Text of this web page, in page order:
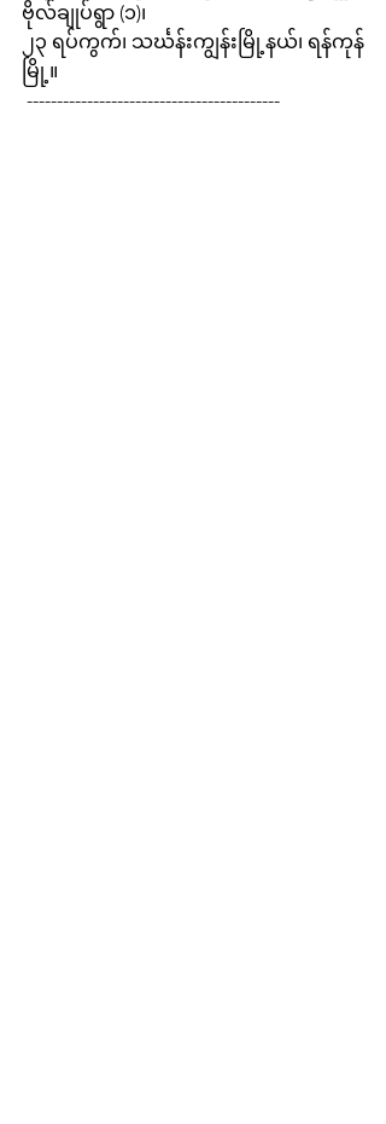
ဗိုလ်ချုပ်ရွာ (၁)၊
၂၃ ရပ်ကွက်၊ သင်္ဃန်းကျွန်းမြို့နယ်၊ ရန်ကုန်
မြို့။
------------------------------------------